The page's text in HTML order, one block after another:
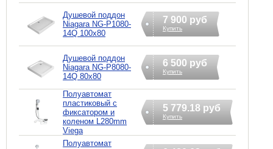
Душевой поддон
Niagara NG-P1080-
14Q 100x80
7 900 руб
Купить
Душевой поддон
Niagara NG-P8080-
14Q 80x80
6 500 руб
Купить
Полуавтомат
пластиковый с
фиксатором и
коленом L280mm
Viega
5 779.18 руб
Купить
Полуавтомат